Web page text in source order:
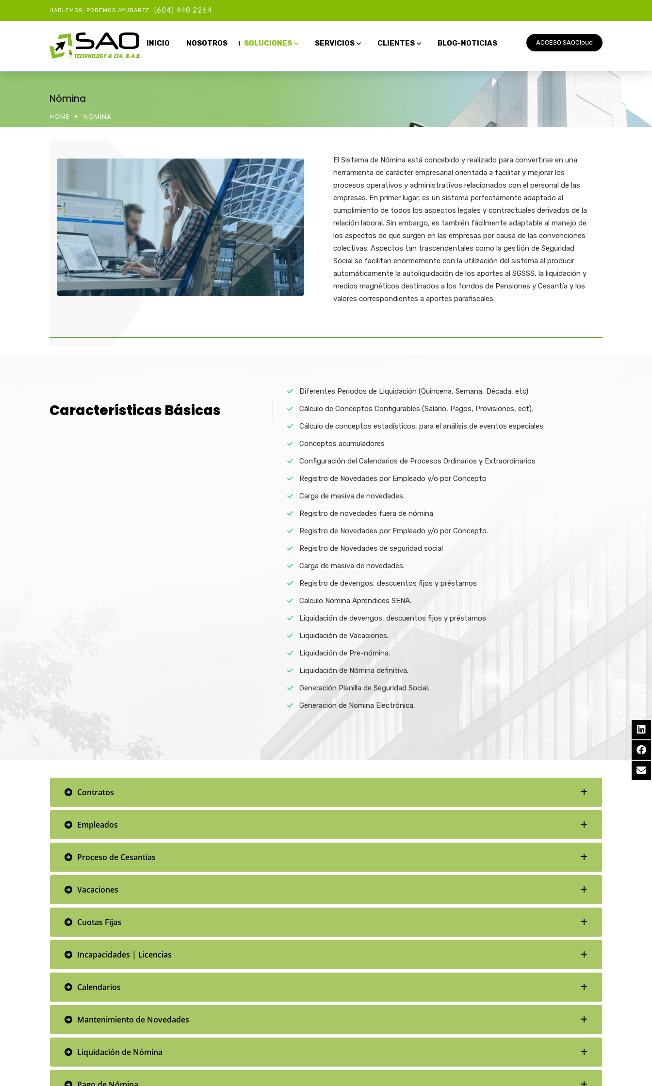
HABLEMOS, PODEMOS AYUDARTE (604) 448 2264
ACCESO SAOCloud
INICIO NOSOTROS SOLUCIONES SERVICIOS CLIENTES BLOG-NOTICIAS
Nómina
HOME NÓMINA
El Sistema de Nómina está concebido y realizado para convertirse en una
herramienta de carácter empresarial orientada a facilitar y mejorar los
procesos operativos y administrativos relacionados con el personal de las
empresas. En primer lugar, es un sistema perfectamente adaptado al
cumplimiento de todos los aspectos legales y contractuales derivados de la
relación laboral. Sin embargo, es también fácilmente adaptable al manejo de
los aspectos de que surgen en las empresas por causa de las convenciones
colectivas. Aspectos tan trascendentales como la gestión de Seguridad
Social se facilitan enormemente con la utilización del sistema al producir
automáticamente la autoliquidación de los aportes al SGSSS, la liquidación y
medios magnéticos destinados a los fondos de Pensiones y Cesantía y los
valores correspondientes a aportes parafiscales.
Características Básicas
Diferentes Periodos de Liquidación (Quincena, Semana, Década, etc)
Cálculo de Conceptos Configurables (Salario, Pagos, Provisiones, ect).
Cálculo de conceptos estadísticos, para el análisis de eventos especiales
Conceptos acumuladores
Configuración del Calendarios de Procesos Ordinarios y Extraordinarios
Registro de Novedades por Empleado y/o por Concepto
Carga de masiva de novedades.
Registro de novedades fuera de nómina
Registro de Novedades por Empleado y/o por Concepto.
Registro de Novedades de seguridad social
Carga de masiva de novedades.
Registro de devengos, descuentos fijos y préstamos
Calculo Nomina Aprendices SENA.
Liquidación de devengos, descuentos fijos y préstamos
Liquidación de Vacaciones.
Liquidación de Pre-nómina.
Liquidación de Nómina definitiva.
Generación Planilla de Seguridad Social.
Generación de Nomina Electrónica.
Contratos
Empleados
Proceso de Cesantías
Vacaciones
Cuotas Fijas
Incapacidades | Licencias
Calendarios
Mantenimiento de Novedades
Liquidación de Nómina